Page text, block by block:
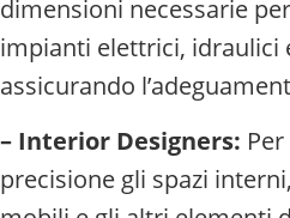
dimensioni necessarie
impianti elettrici, idraulici
assicurando
– Interior Designers:
precisione gli spazi